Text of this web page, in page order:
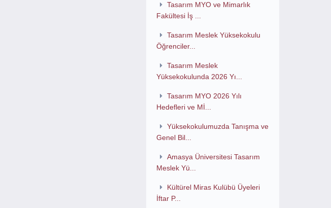
Tasarım MYO ve Mimarlık
Fakültesi İş ...
Tasarım Meslek Yüksekokulu
Öğrenciler...
Tasarım Meslek
Yüksekokulunda 2026 Yı...
Tasarım MYO 2026 Yılı
Hedefleri ve Mİ...
Yüksekokulumuzda Tanışma ve
Genel Bil...
Amasya Üniversitesi Tasarım
Meslek Yü...
Kültürel Miras Kulübü Üyeleri
İftar P...